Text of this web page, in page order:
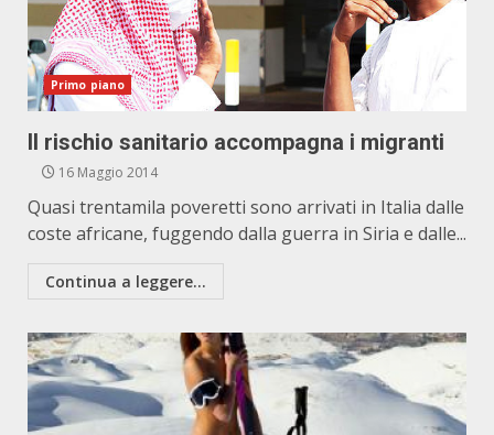
Primo piano
Il rischio sanitario accompagna i migranti
16 Maggio 2014
Quasi trentamila poveretti sono arrivati in Italia dalle
coste africane, fuggendo dalla guerra in Siria e dalle...
Continua a leggere...